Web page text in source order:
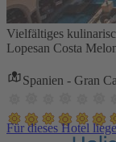
Vielfältiges
Lopesan Costa
Spanien - Gran
Für dieses Hotel